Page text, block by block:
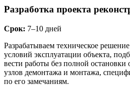
Разработка проекта
Срок: 7–10 дней
Разрабатываем техническое
условий эксплуатации объекта,
вести работы без полной
узлов демонтажа и монтажа,
по его замечаниям.